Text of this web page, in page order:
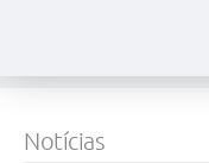
Notícias